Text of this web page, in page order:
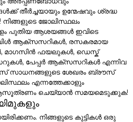
തീർച്ചയായും ഉന്മേഷവും ശ്രദ്ധ
നിങ്ങളുടെ ജോലിസ്ഥലം
പുതിയ ആശയങ്ങൾ ഇവിടെ
ആക്സസറികൾ, രസകരമായ
മാഗസിൻ ഫയലുകൾ, ഡെസ്ക്
പേപ്പർ ആക്സസറികൾ എന്നിവ
സാധനങ്ങളുടെ ശേഖരം ബ്രൗസ്
എന്നത്തേക്കാളും
ചെയ്യാൻ സമയമെടുക്കുക!
നിങ്ങളുടെ കുട്ടികൾ ഒരു